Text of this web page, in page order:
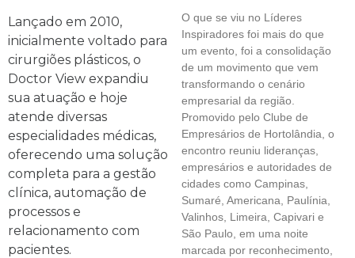
Lançado em 2010,
inicialmente voltado para
cirurgiões plásticos, o
Doctor View expandiu
sua atuação e hoje
atende diversas
especialidades médicas,
oferecendo uma solução
completa para a gestão
clínica, automação de
processos e
relacionamento com
pacientes.
O que se viu no Líderes
Inspiradores foi mais do que
um evento, foi a consolidação
de um movimento que vem
transformando o cenário
empresarial da região.
Promovido pelo Clube de
Empresários de Hortolândia, o
encontro reuniu lideranças,
empresários e autoridades de
cidades como Campinas,
Sumaré, Americana, Paulínia,
Valinhos, Limeira, Capivari e
São Paulo, em uma noite
marcada por reconhecimento,